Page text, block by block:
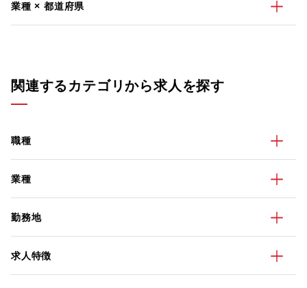
業種 × 都道府県
関連するカテゴリから求人を探す
職種
業種
勤務地
求人特徴